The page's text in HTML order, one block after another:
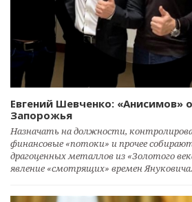
Евгений Шевченко: «Анисимов»
Запорожья
Назначать на должности,
финансовые «потоки» и прочее
драгоценных металлов из «Золотого
явление «смотрящих» времен Януковича.